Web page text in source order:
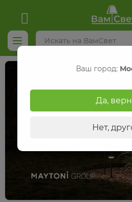
Ваш город:
Да,
Нет,